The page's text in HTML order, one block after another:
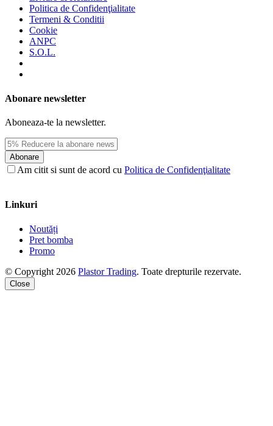
Politica de Confidenţialitate
Termeni & Conditii
Cookie
ANPC
S.O.L.
Abonare newsletter
Aboneaza-te la newsletter.
Abonare
Am citit si sunt de acord cu Politica de Confidenţialitate
Linkuri
Noutăți
Pret bomba
Promo
© Copyright 2026 Plastor Trading. Toate drepturile rezervate.
Close